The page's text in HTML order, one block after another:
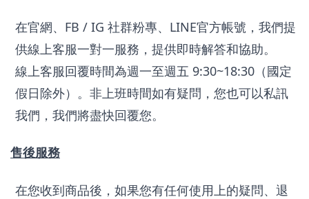
在官網、FB / IG 社群粉專、LINE官方帳號，我們提
供線上客服一對一服務，提供即時解答和協助。
線上客服回覆時間為週一至週五 9:30~18:30（國定
假日除外）。非上班時間如有疑問，您也可以私訊
我們，我們將盡快回覆您。
售後服務
在您收到商品後，如果您有任何使用上的疑問、退